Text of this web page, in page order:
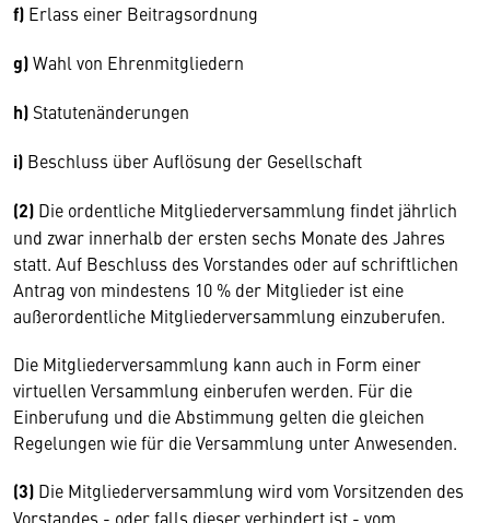
f) Erlass einer Beitragsordnung
g)Wahl von Ehrenmitgliedern
h) Statutenänderungen
i) Beschluss über Auflösung der Gesellschaft
(2) Die ordentliche Mitgliederversammlung findet jährlich
und zwar innerhalb der ersten sechs Monate des Jahres
statt. Auf Beschluss des Vorstandes oder auf schriftlichen
Antrag von mindestens 10 % der Mitglieder ist eine
außerordentliche Mitgliederversammlung einzuberufen.
Die Mitgliederversammlung kann auch in Form einer
virtuellen Versammlung einberufen werden. Für die
Einberufung und die Abstimmung gelten die gleichen
Regelungen wie für die Versammlung unter Anwesenden.
(3) Die Mitgliederversammlung wird vom Vorsitzenden des
Vorstandes - oder falls dieser verhindert ist - vom